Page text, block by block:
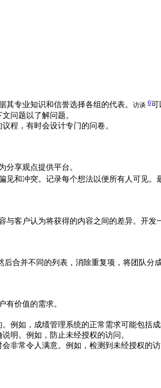
其专业知识和信誉选择各组的代表。 访谈 6 可
问题以了解问题。
程，有时会设计专门的问卷。
分享观点提供平台。
见和冲突。记录每个想法以便所有人可见
客户认为将获得的内容之间的差异。开发
合并不同的列表，消除重复项，将团队分
有价值的需求。
例如，成绩管理系统的正常需求可能包括
明。例如，防止未经授权的访问。
非常令人满意。例如，检测到未经授权的